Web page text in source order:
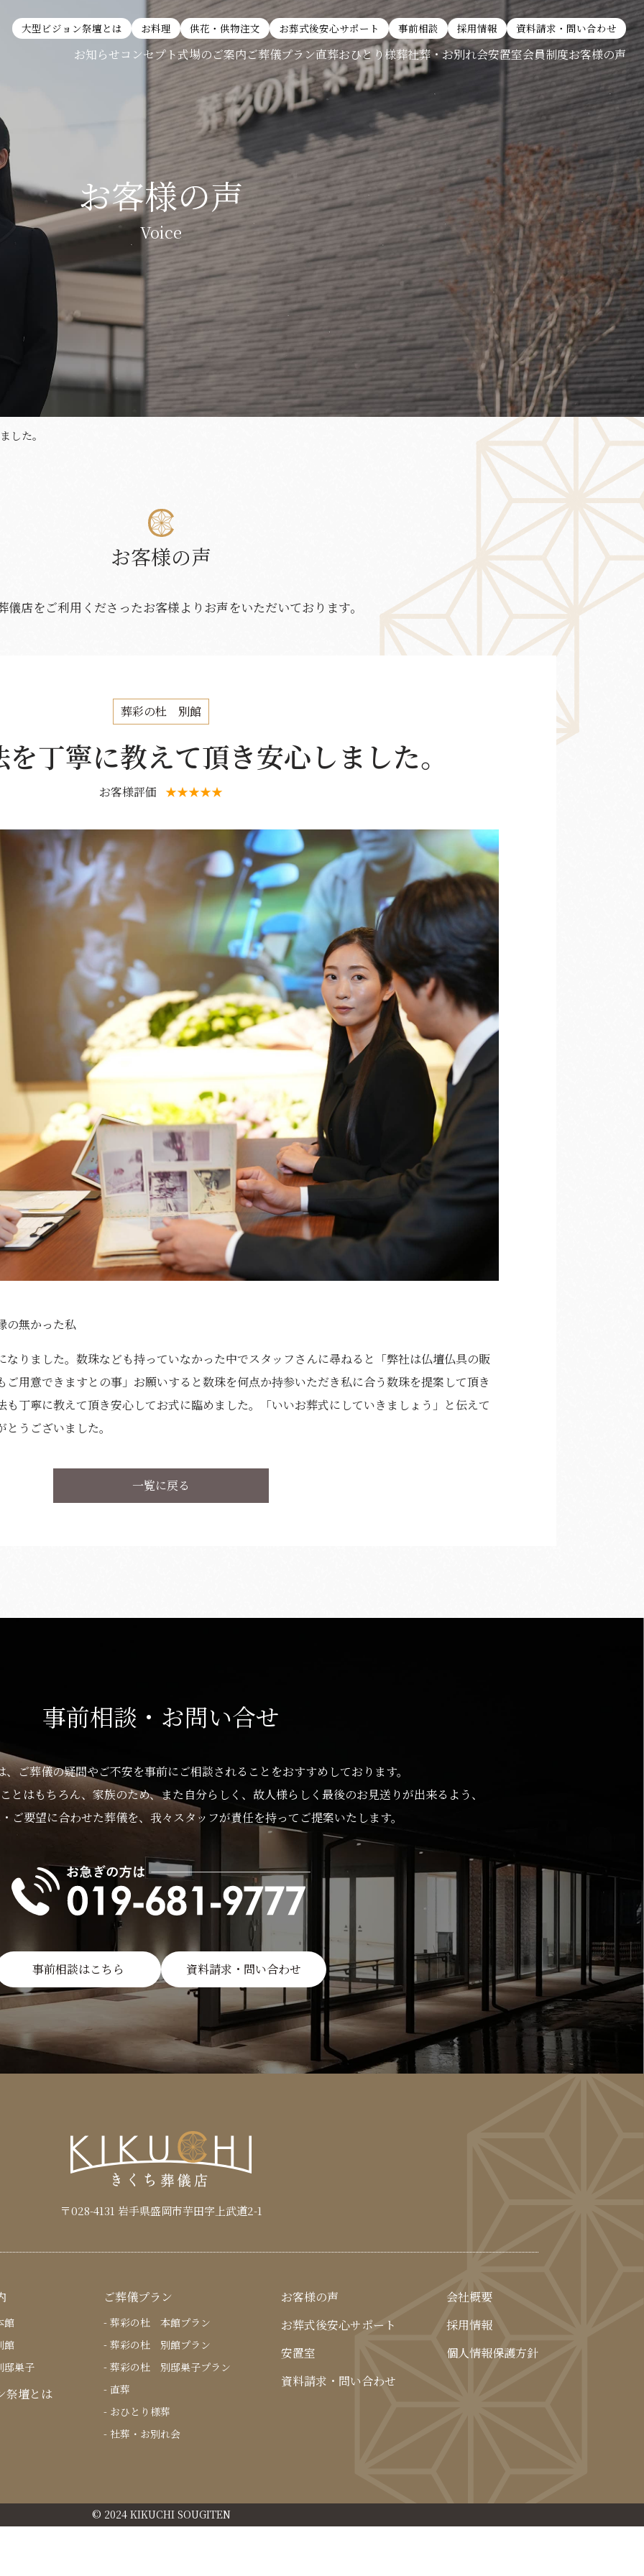
お知らせコンセプト式場のご案内
全て見る
葬彩の杜 別館 別邸 巣子
ご葬儀プラン
全て見る
別邸 巣子プラン 直葬 おひとり様葬 社葬・お別れ会
直葬おひとり様葬社葬・お別れ会安置室会員制度お客様の声
大型ビジョン祭壇とは お料理 供花・供物注文 お葬式後安心サポート 事前相談 採用情報 資料請求・問い合わせ
お客様の声
Voice
した。
お客様の声
儀店をご利用くださったお客様よりお声をいただいております。
葬彩の杜 別館
丁寧に教えて頂き安心しました。
お客様評価 ★★★★★
の無かった私
りました。数珠なども持っていなかった中でスタッフさんに尋ねると「弊社は仏壇仏具の販
用意できますとの事」お願いすると数珠を何点か持参いただき私に合う数珠を提案して頂き
丁寧に教えて頂き安心してお式に臨めました。「いいお葬式にしていきましょう」と伝えて
うございました。
一覧に戻る
事前相談・お問い合せ
ご葬儀の疑問やご不安を事前にご相談されることをおすすめしております。
とはもちろん、家族のため、また自分らしく、故人様らしく最後のお見送りが出来るよう、
ご要望に合わせた葬儀を、我々スタッフが責任を持ってご提案いたします。
事前相談はこちら 資料請求・問い合わせ
〒028-4131 岩手県盛岡市芋田字上武道2-1
館
館
巣子
祭壇とは
ご葬儀プラン
葬彩の杜 本館プラン
葬彩の杜 別館プラン
葬彩の杜 別邸巣子プラン
直葬
おひとり様葬
社葬・お別れ会
お客様の声
お葬式後安心サポート
安置室
資料請求・問い合わせ
会社概要
採用情報
個人情報保護方針
© 2024 KIKUCHI SOUGITEN